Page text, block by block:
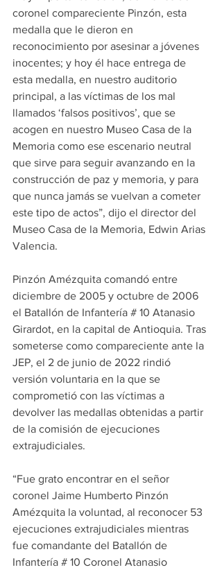
coronel compareciente Pinzón, esta
medalla que le dieron en
reconocimiento por asesinar a jóvenes
inocentes; y hoy él hace entrega de
esta medalla, en nuestro auditorio
principal, a las víctimas de los mal
llamados ‘falsos positivos’, que se
acogen en nuestro Museo Casa de la
Memoria como ese escenario neutral
que sirve para seguir avanzando en la
construcción de paz y memoria, y para
que nunca jamás se vuelvan a cometer
este tipo de actos”, dijo el director del
Museo Casa de la Memoria, Edwin Arias
Valencia.
Pinzón Amézquita comandó entre
diciembre de 2005 y octubre de 2006
el Batallón de Infantería # 10 Atanasio
Girardot, en la capital de Antioquia. Tras
someterse como compareciente ante la
JEP, el 2 de junio de 2022 rindió
versión voluntaria en la que se
comprometió con las víctimas a
devolver las medallas obtenidas a partir
de la comisión de ejecuciones
extrajudiciales.
“Fue grato encontrar en el señor
coronel Jaime Humberto Pinzón
Amézquita la voluntad, al reconocer 53
ejecuciones extrajudiciales mientras
fue comandante del Batallón de
Infantería # 10 Coronel Atanasio